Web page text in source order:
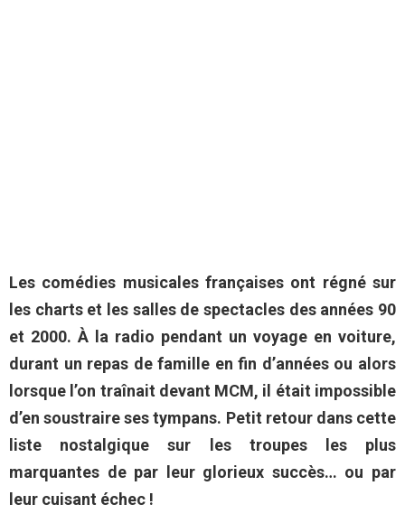
Les comédies musicales françaises ont régné sur
les charts et les salles de spectacles des années 90
et 2000. À la radio pendant un voyage en voiture,
durant un repas de famille en fin d’années ou alors
lorsque l’on traînait devant MCM, il était impossible
d’en soustraire ses tympans. Petit retour dans cette
liste nostalgique sur les troupes les plus
marquantes de par leur glorieux succès… ou par
leur cuisant échec !